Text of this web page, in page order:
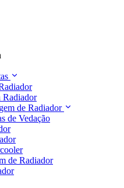
Radiador
de Radiador
de Vedação
de Radiador